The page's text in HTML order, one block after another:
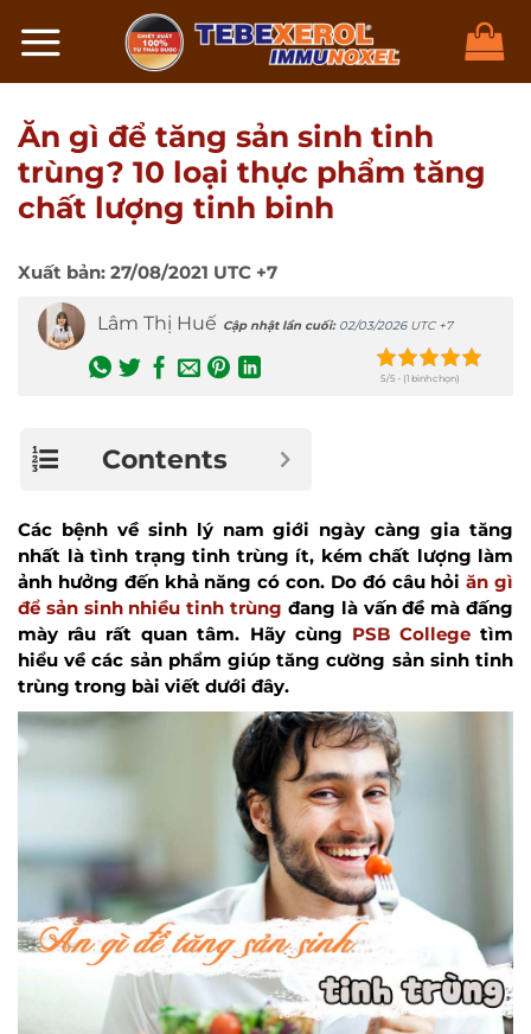
đến
Ăn gì để tăng sản sinh tinh
trùng? 10 loại thực phẩm tăng
chất lượng tinh binh
Xuất bản: 27/08/2021 UTC +7
Lâm Thị Huế Cập nhật lần cuối: 02/03/2026UTC +7
5/5 - (1 bình chọn)
Contents
Các bệnh về sinh lý nam giới ngày càng gia tăng
nhất là tình trạng tinh trùng ít, kém chất lượng làm
ảnh hưởng đến khả năng có con. Do đó câu hỏi ăn gì
để sản sinh nhiều tinh trùng đang là vấn đề mà đấng
mày râu rất quan tâm. Hãy cùng PSB Collegetìm
hiểu về các sản phẩm giúp tăng cường sản sinh tinh
trùng trong bài viết dưới đây.